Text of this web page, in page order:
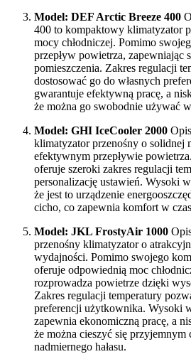
Model: DEF Arctic Breeze 400
400 to kompaktowy klimatyzator
mocy chłodniczej. Pomimo
przepływ powietrza, zapewniając
pomieszczenia. Zakres regulacji
dostosować go do własnych
gwarantuje efektywną pracę, a
że można go swobodnie używać
Model: GHI IceCooler 2000
klimatyzator przenośny o solidnej
efektywnym przepływie
oferuje szeroki zakres regulacji
personalizację ustawień. Wysoki
że jest to urządzenie
cicho, co zapewnia komfort w
Model: JKL FrostyAir 1000
przenośny klimatyzator o
wydajności. Pomimo swojego
oferuje odpowiednią moc
rozprowadza powietrze dzięki
Zakres regulacji temperatury
preferencji użytkownika. Wysoki
zapewnia ekonomiczną pracę, a
że można cieszyć się przyjemnym
nadmiernego hałasu.